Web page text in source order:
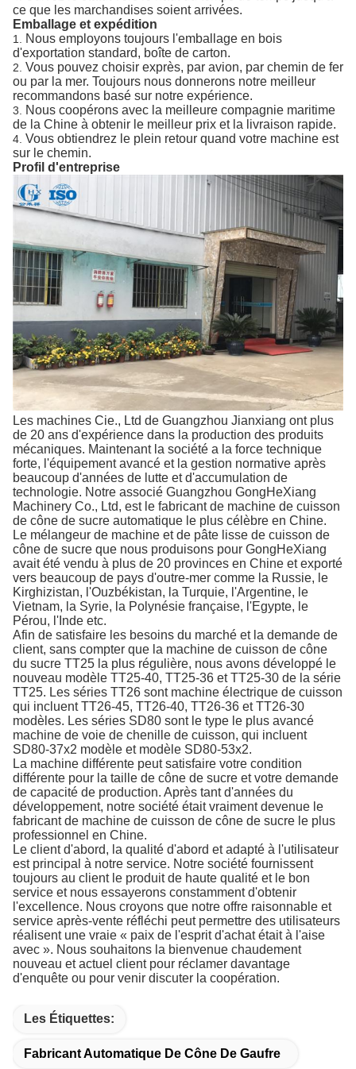
ce que les marchandises soient arrivées.
Emballage et expédition
1. Nous employons toujours l'emballage en bois
d'exportation standard, boîte de carton.
2. Vous pouvez choisir exprès, par avion, par chemin de fer
ou par la mer. Toujours nous donnerons notre meilleur
recommandons basé sur notre expérience.
3. Nous coopérons avec la meilleure compagnie maritime
de la Chine à obtenir le meilleur prix et la livraison rapide.
4. Vous obtiendrez le plein retour quand votre machine est
sur le chemin.
Profil d'entreprise
Les machines Cie., Ltd de Guangzhou Jianxiang ont plus
de 20 ans d'expérience dans la production des produits
mécaniques. Maintenant la société a la force technique
forte, l'équipement avancé et la gestion normative après
beaucoup d'années de lutte et d'accumulation de
technologie. Notre associé Guangzhou GongHeXiang
Machinery Co., Ltd, est le fabricant de machine de cuisson
de cône de sucre automatique le plus célèbre en Chine.
Le mélangeur de machine et de pâte lisse de cuisson de
cône de sucre que nous produisons pour GongHeXiang
avait été vendu à plus de 20 provinces en Chine et exporté
vers beaucoup de pays d'outre-mer comme la Russie, le
Kirghizistan, l'Ouzbékistan, la Turquie, l'Argentine, le
Vietnam, la Syrie, la Polynésie française, l'Egypte, le
Pérou, l'Inde etc.
Afin de satisfaire les besoins du marché et la demande de
client, sans compter que la machine de cuisson de cône
du sucre TT25 la plus régulière, nous avons développé le
nouveau modèle TT25-40, TT25-36 et TT25-30 de la série
TT25. Les séries TT26 sont machine électrique de cuisson
qui incluent TT26-45, TT26-40, TT26-36 et TT26-30
modèles. Les séries SD80 sont le type le plus avancé
machine de voie de chenille de cuisson, qui incluent
SD80-37x2 modèle et modèle SD80-53x2.
La machine différente peut satisfaire votre condition
différente pour la taille de cône de sucre et votre demande
de capacité de production. Après tant d'années du
développement, notre société était vraiment devenue le
fabricant de machine de cuisson de cône de sucre le plus
professionnel en Chine.
Le client d'abord, la qualité d'abord et adapté à l'utilisateur
est principal à notre service. Notre société fournissent
toujours au client le produit de haute qualité et le bon
service et nous essayerons constamment d'obtenir
l'excellence. Nous croyons que notre offre raisonnable et
service après-vente réfléchi peut permettre des utilisateurs
réalisent une vraie « paix de l'esprit d'achat était à l'aise
avec ». Nous souhaitons la bienvenue chaudement
nouveau et actuel client pour réclamer davantage
d'enquête ou pour venir discuter la coopération.
Les Étiquettes:
Fabricant Automatique De Cône De Gaufre